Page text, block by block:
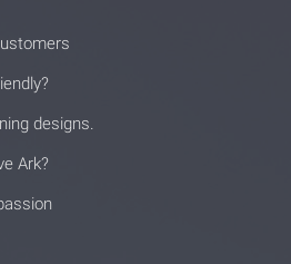
designs.
Ark?